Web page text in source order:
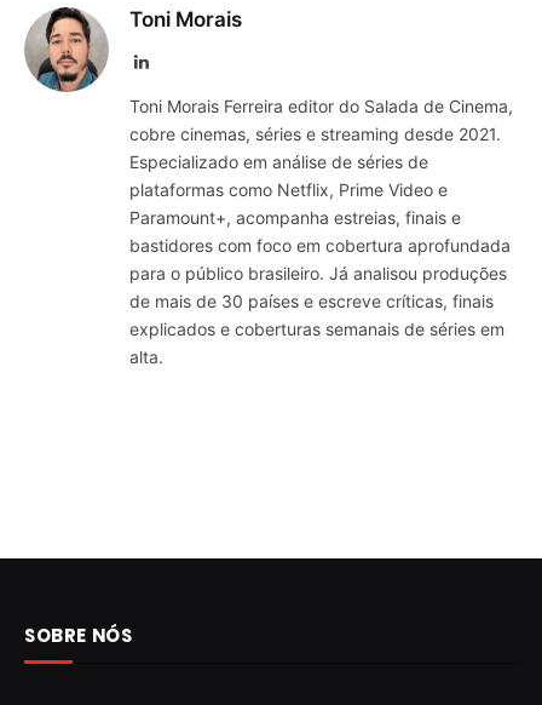
Toni Morais
LinkedIn
Toni Morais Ferreira editor do Salada de Cinema,
cobre cinemas, séries e streaming desde 2021.
Especializado em análise de séries de
plataformas como Netflix, Prime Video e
Paramount+, acompanha estreias, finais e
bastidores com foco em cobertura aprofundada
para o público brasileiro. Já analisou produções
de mais de 30 países e escreve críticas, finais
explicados e coberturas semanais de séries em
alta.
SOBRE NÓS